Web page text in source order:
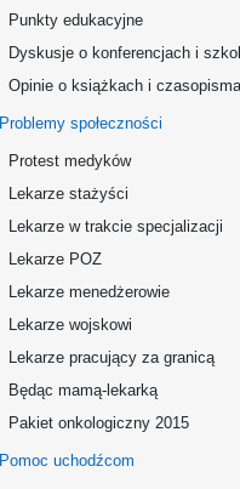
Punkty edukacyjne
Dyskusje o konferencjach i
Opinie o książkach i
Problemy społeczności
Protest medyków
Lekarze stażyści
Lekarze w trakcie specjalizacji
Lekarze POZ
Lekarze menedżerowie
Lekarze wojskowi
Lekarze pracujący za granicą
Będąc mamą-lekarką
Pakiet onkologiczny 2015
Pomoc uchodźcom